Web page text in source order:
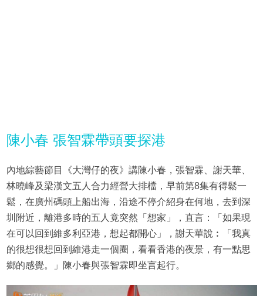
陳小春 張智霖帶頭要探港
內地綜藝節目《大灣仔的夜》講陳小春，張智霖、謝天華、
林曉峰及梁漢文五人合力經營大排檔，早前第8集有得鬆一
鬆，在廣州碼頭上船出海，沿途不停介紹身在何地，去到深
圳附近，離港多時的五人竟突然「想家」，直言：「如果現
在可以回到維多利亞港，想起都開心」，謝天華說︰「我真
的很想很想回到維港走一個圈，看看香港的夜景，有一點思
鄉的感覺。」陳小春與張智霖即坐言起行。